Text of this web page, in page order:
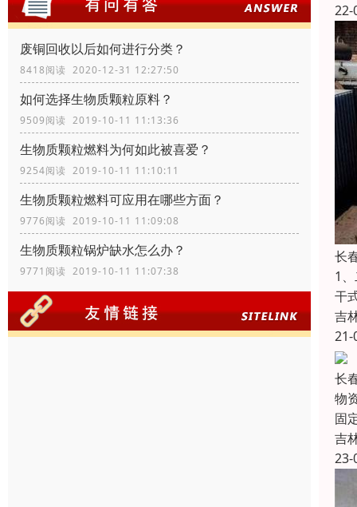
废铜回收以后如何进行分类？
8418阅读 2020-12-31 12:27:50
如何选择生物质颗粒原料？
9509阅读 2019-10-11 11:13:36
生物质颗粒燃料为何如此被喜爱？
9254阅读 2019-10-11 11:10:11
生物质颗粒燃料可应用在哪些方面？
9776阅读 2019-10-11 11:09:08
生物质颗粒锅炉缺水怎么办？
9771阅读 2019-10-11 11:07:38
22-
长
1
干
吉
21-
长
物
固
吉
23-